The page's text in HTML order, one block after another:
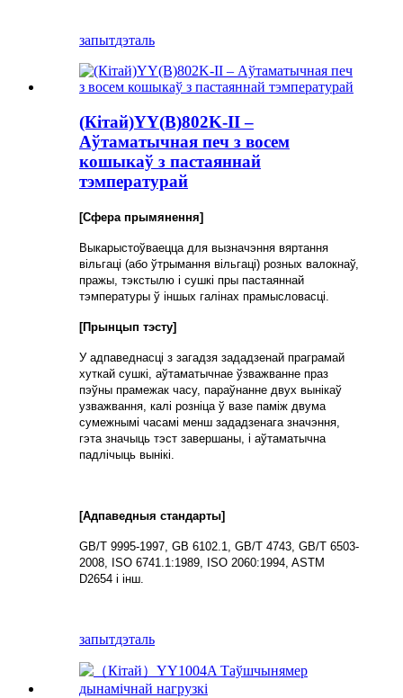
запытдэталь
(Кітай)YY(B)802K-II –
Аўтаматычная печ з восем
кошыкаў з пастаяннай
тэмпературай
[Сфера прымянення]
Выкарыстоўваецца для вызначэння вяртання
вільгаці (або ўтрымання вільгаці) розных валокнаў,
пражы, тэкстылю і сушкі пры пастаяннай
тэмпературы ў іншых галінах прамысловасці.
[Прынцып тэсту]
У адпаведнасці з загадзя зададзенай праграмай
хуткай сушкі, аўтаматычнае ўзважванне праз
пэўны прамежак часу, параўнанне двух вынікаў
узважвання, калі розніца ў вазе паміж двума
сумежнымі часамі менш зададзенага значэння,
гэта значыць тэст завершаны, і аўтаматычна
падлічыць вынікі.
[Адпаведныя стандарты]
GB/T 9995-1997, GB 6102.1, GB/T 4743, GB/T 6503-
2008, ISO 6741.1:1989, ISO 2060:1994, ASTM
D2654 і інш.
запытдэталь